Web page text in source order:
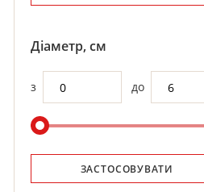
Діаметр, см
з до
ЗАСТОСОВУВАТИ